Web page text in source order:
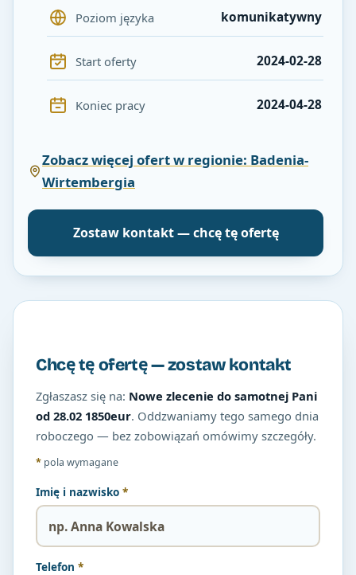
Poziom języka komunikatywny
Start oferty 2024-02-28
Koniec pracy 2024-04-28
Zobacz więcej ofert w regionie: Badenia-
Wirtembergia
Zostaw kontakt — chcę tę ofertę
Chcę tę ofertę — zostaw kontakt
Zgłaszasz się na: Nowe zlecenie do samotnej Pani
od 28.02 1850eur. Oddzwaniamy tego samego dnia
roboczego — bez zobowiązań omówimy szczegóły.
* pola wymagane
Imię i nazwisko *
Telefon *